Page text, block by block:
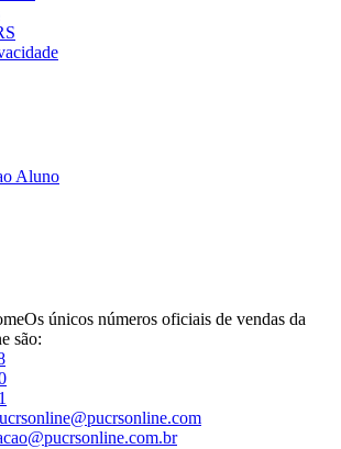
Aluno
Os únicos números oficiais de vendas da
são: